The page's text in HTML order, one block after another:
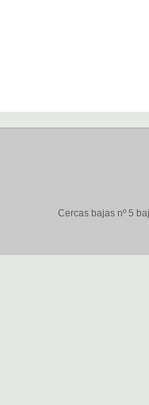
Cercas bajas nº 5